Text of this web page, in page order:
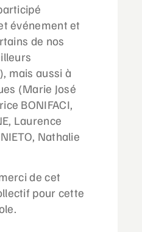
événement et
de nos
mais aussi à
(Marie José
BONIFACI,
Laurence
Nathalie
de cet
pour cette